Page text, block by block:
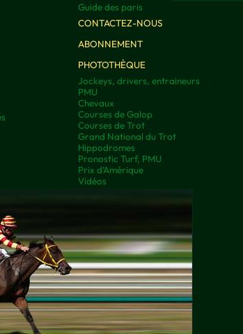
Guide des paris
CONTACTEZ-NOUS
ABONNEMENT
PHOTOTHÈQUE
Jockeys, drivers, entraineurs
PMU
Chevaux
Courses de Galop
Courses de Trot
Grand National du Trot
Hippodromes
Pronostic Turf, PMU
Prix d’Amérique
Vidéos